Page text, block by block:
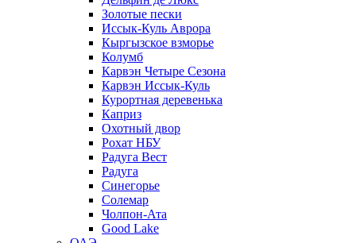
Золотые пески
Иссык-Куль Аврора
Кыргызское взморье
Колумб
Карвэн Четыре Сезона
Карвэн Иссык-Куль
Курортная деревенька
Каприз
Охотный двор
Рохат НБУ
Радуга Вест
Радуга
Синегорье
Солемар
Чолпон-Ата
Good Lake